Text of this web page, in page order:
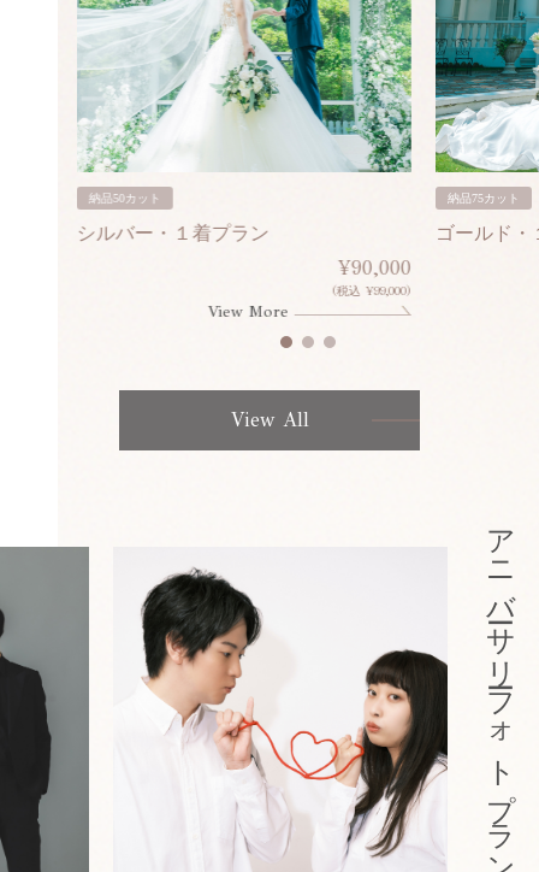
納品50カット
シルバー・１着プラン
¥90,000
(税込 ¥99,000)
View More
納品75カット
ゴールド・
View All
アニバーサリーフォトプラン